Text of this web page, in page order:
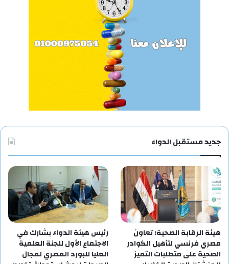
جديد مستقبل الدواء
هيئة الرقابة الصحية: تعاون
مصري فرنسي لتأهيل الكوادر
الصحية على متطلبات التميز
رئيس هيئة الدواء بشارك في
الاجتماع الأول للجنة العلمية
العليا للبورد المصري لمجال